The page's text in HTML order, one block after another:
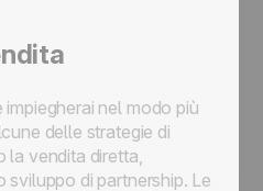
nel modo più
delle strategie di
la vendita diretta,
sviluppo di partnership. Le